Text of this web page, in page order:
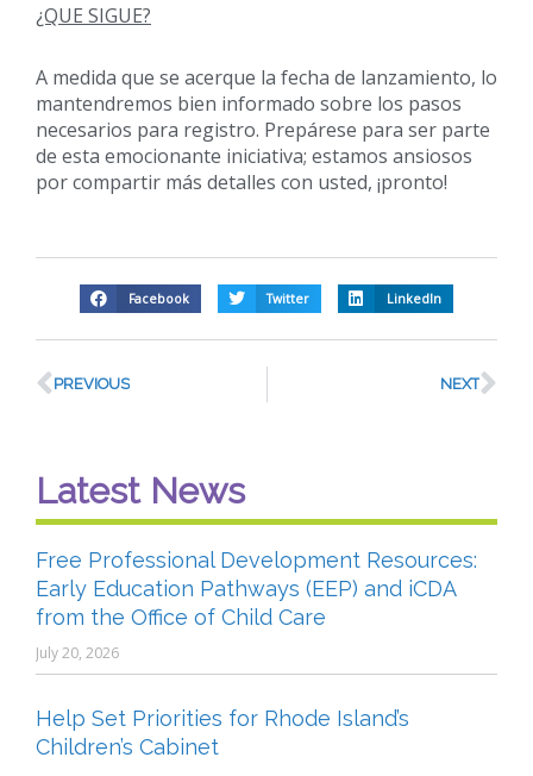
¿QUE SIGUE?
A medida que se acerque la fecha de lanzamiento, lo
mantendremos bien informado sobre los pasos
necesarios para registro. Prepárese para ser parte
de esta emocionante iniciativa; estamos ansiosos
por compartir más detalles con usted, ¡pronto!
Facebook Twitter LinkedIn
PREVIOUS NEXT
Latest News
Free Professional Development Resources:
Early Education Pathways (EEP) and iCDA
from the Office of Child Care
July 20, 2026
Help Set Priorities for Rhode Island’s
Children’s Cabinet